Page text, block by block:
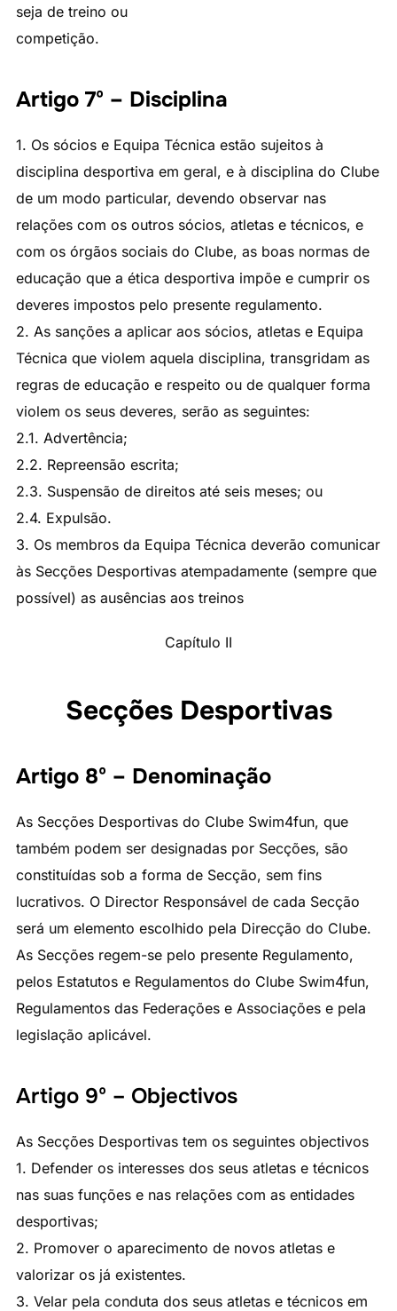
seja de treino ou
competição.
Artigo 7º – Disciplina
1. Os sócios e Equipa Técnica estão sujeitos à
disciplina desportiva em geral, e à disciplina do Clube
de um modo particular, devendo observar nas
relações com os outros sócios, atletas e técnicos, e
com os órgãos sociais do Clube, as boas normas de
educação que a ética desportiva impõe e cumprir os
deveres impostos pelo presente regulamento.
2. As sanções a aplicar aos sócios, atletas e Equipa
Técnica que violem aquela disciplina, transgridam as
regras de educação e respeito ou de qualquer forma
violem os seus deveres, serão as seguintes:
2.1. Advertência;
2.2. Repreensão escrita;
2.3. Suspensão de direitos até seis meses; ou
2.4. Expulsão.
3. Os membros da Equipa Técnica deverão comunicar
às Secções Desportivas atempadamente (sempre que
possível) as ausências aos treinos
Capítulo II
Secções Desportivas
Artigo 8º – Denominação
As Secções Desportivas do Clube Swim4fun, que
também podem ser designadas por Secções, são
constituídas sob a forma de Secção, sem fins
lucrativos. O Director Responsável de cada Secção
será um elemento escolhido pela Direcção do Clube.
As Secções regem-se pelo presente Regulamento,
pelos Estatutos e Regulamentos do Clube Swim4fun,
Regulamentos das Federações e Associações e pela
legislação aplicável.
Artigo 9º – Objectivos
As Secções Desportivas tem os seguintes objectivos
1. Defender os interesses dos seus atletas e técnicos
nas suas funções e nas relações com as entidades
desportivas;
2. Promover o aparecimento de novos atletas e
valorizar os já existentes.
3. Velar pela conduta dos seus atletas e técnicos em